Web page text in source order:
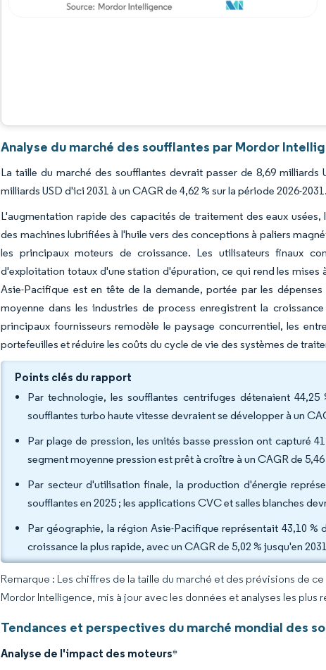
Analyse du marché des soufflantes par Mordor
La taille du marché des soufflantes devrait passer de 8,69
milliards USD d'ici 2031 à un CAGR de 4,62 % sur la période 2026-2031.
L'augmentation rapide des capacités de traitement des eaux
des machines lubrifiées à l'huile vers des conceptions à paliers
les principaux moteurs de croissance. Les utilisateurs finaux
d'exploitation totaux d'une station d'épuration, ce qui rend les
Asie-Pacifique est en tête de la demande, portée par les
moyenne dans les industries de process enregistrent la
principaux fournisseurs remodèle le paysage concurrentiel, les
portefeuilles et réduire les coûts du cycle de vie des systèmes de
Points clés du rapport
Par technologie, les soufflantes centrifuges détenaient
soufflantes turbo haute vitesse devraient se développer à un
Par plage de pression, les unités basse pression ont capturé
segment moyenne pression est prêt à croître à un CAGR de
Par secteur d'utilisation finale, la production d'énergie
soufflantes en 2025 ; les applications CVC et salles blanches
Par géographie, la région Asie-Pacifique représentait 43,10
croissance la plus rapide, avec un CAGR de 5,02 % jusqu'en
Remarque : Les chiffres de la taille du marché et des prévisions de
Mordor Intelligence, mis à jour avec les données et analyses les plus
Tendances et perspectives du marché mondial des
Analyse de l'impact des moteurs*